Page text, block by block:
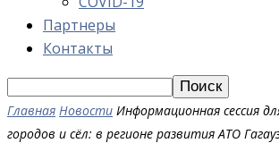
Партнеры
Контакты
Главная Новости Информационная сессия
городов и сёл: в регионе развития АТО